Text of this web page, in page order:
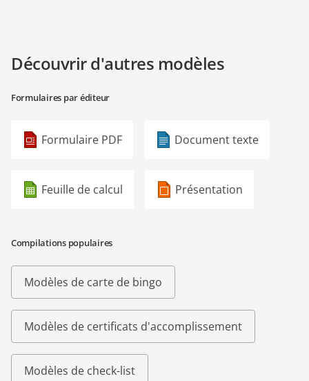
Découvrir d'autres modèles
Formulaires par éditeur
Formulaire PDF Document texte
Feuille de calcul Présentation
Compilations populaires
Modèles de carte de bingo
Modèles de certificats d'accomplissement
Modèles de check-list